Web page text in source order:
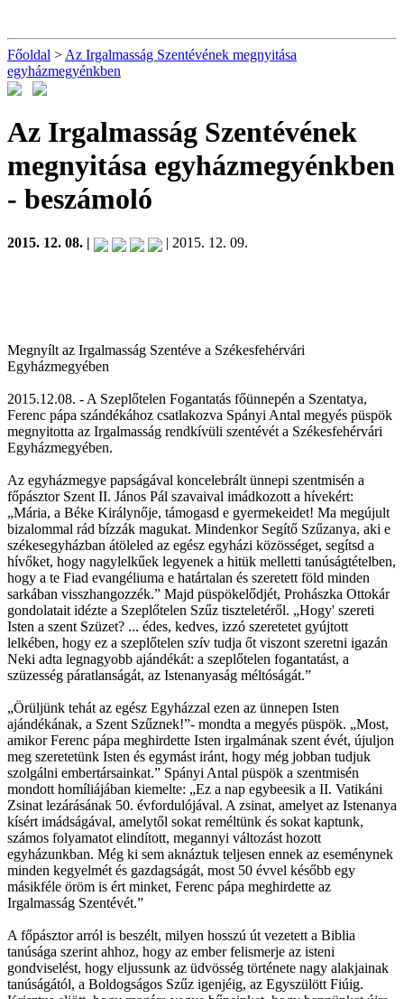
Főoldal > Az Irgalmasság Szentévének megnyitása
egyházmegyénkben
Az Irgalmasság Szentévének
megnyitása egyházmegyénkben
- beszámoló
2015. 12. 08. | | 2015. 12. 09.
Megnyílt az Irgalmasság Szentéve a Székesfehérvári
Egyházmegyében
2015.12.08. - A Szeplőtelen Fogantatás főünnepén a Szentatya,
Ferenc pápa szándékához csatlakozva Spányi Antal megyés püspök
megnyitotta az Irgalmasság rendkívüli szentévét a Székesfehérvári
Egyházmegyében.
Az egyházmegye papságával koncelebrált ünnepi szentmisén a
főpásztor Szent II. János Pál szavaival imádkozott a hívekért:
„Mária, a Béke Királynője, támogasd e gyermekeidet! Ma megújult
bizalommal rád bízzák magukat. Mindenkor Segítő Szűzanya, aki e
székesegyházban átöleled az egész egyházi közösséget, segítsd a
hívőket, hogy nagylelkűek legyenek a hitük melletti tanúságtételben,
hogy a te Fiad evangéliuma e határtalan és szeretett föld minden
sarkában visszhangozzék.” Majd püspökelődjét, Prohászka Ottokár
gondolatait idézte a Szeplőtelen Szűz tiszteletéről. „Hogy' szereti
Isten a szent Szüzet? ... édes, kedves, izzó szeretetet gyújtott
lelkében, hogy ez a szeplőtelen szív tudja őt viszont szeretni igazán
Neki adta legnagyobb ajándékát: a szeplőtelen fogantatást, a
szüzesség páratlanságát, az Istenanyaság méltóságát.”
„Örüljünk tehát az egész Egyházzal ezen az ünnepen Isten
ajándékának, a Szent Szűznek!”- mondta a megyés püspök. „Most,
amikor Ferenc pápa meghirdette Isten irgalmának szent évét, újuljon
meg szeretetünk Isten és egymást iránt, hogy még jobban tudjuk
szolgálni embertársainkat.” Spányi Antal püspök a szentmisén
mondott homíliájában kiemelte: „Ez a nap egybeesik a II. Vatikáni
Zsinat lezárásának 50. évfordulójával. A zsinat, amelyet az Istenanya
kísért imádságával, amelytől sokat reméltünk és sokat kaptunk,
számos folyamatot elindított, megannyi változást hozott
egyházunkban. Még ki sem aknáztuk teljesen ennek az eseménynek
minden kegyelmét és gazdagságát, most 50 évvel később egy
másikféle öröm is ért minket, Ferenc pápa meghirdette az
Irgalmasság Szentévét.”
A főpásztor arról is beszélt, milyen hosszú út vezetett a Biblia
tanúsága szerint ahhoz, hogy az ember felismerje az isteni
gondviselést, hogy eljussunk az üdvösség története nagy alakjainak
tanúságától, a Boldogságos Szűz igenjéig, az Egyszülött Fiúig.